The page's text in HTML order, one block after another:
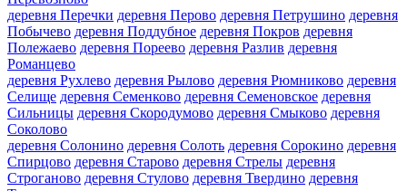
деревня Перечки деревня Перово деревня Петрушино деревня
Побычево деревня Поддубное деревня Покров деревня
Полежаево деревня Пореево деревня Разлив деревня
Романцево
деревня Рухлево деревня Рылово деревня Рюмниково деревня
Селище деревня Семенково деревня Семеновское деревня
Сильницы деревня Скородумово деревня Смыково деревня
Соколово
деревня Солонино деревня Солоть деревня Сорокино деревня
Спирцово деревня Старово деревня Стрелы деревня
Строганово деревня Стулово деревня Твердино деревня